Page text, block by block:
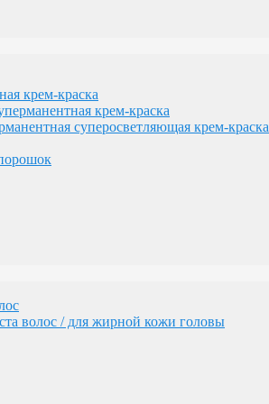
волос / для жирной кожи головы
желтизны
крем-краска
крем-краска
суперосветляющая крем-краска
волос / для жирной кожи головы